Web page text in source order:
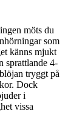
möts du
som
känns mjukt
sprattlande 4-
tryggt på
Dock
i
vissa